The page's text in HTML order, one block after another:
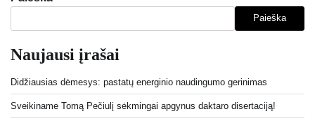
Paieška
Naujausi įrašai
Didžiausias dėmesys: pastatų energinio naudingumo gerinimas
Sveikiname Tomą Pečiulį sėkmingai apgynus daktaro disertaciją!